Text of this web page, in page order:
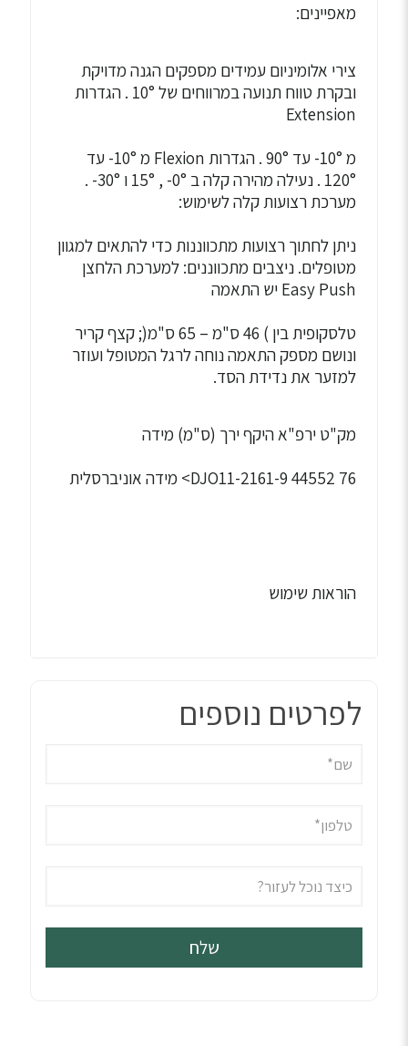
מאפיינים:
צירי אלומיניום עמידים מספקים הגנה מדויקת
ובקרת טווח תנועה במרווחים של 10° . הגדרות
Extension
מ 10°- עד 90° . הגדרות Flexion מ 10°- עד
120° . נעילה מהירה קלה ב 0°- , 15° ו 30°- .
מערכת רצועות קלה לשימוש:
ניתן לחתוך רצועות מתכווננות כדי להתאים למגוון
מטופלים. ניצבים מתכווננים: למערכת הלחצן
Easy Push יש התאמה
טלסקופית בין ) 46 ס"מ – 65 ס"מ(; קצף קריר
ונושם מספק התאמה נוחה לרגל המטופל ועוזר
למזער את נדידת הסד.
מק"ט ירפ"א היקף ירך (ס"מ) מידה
DJO11-2161-9 44552 76> מידה אוניברסלית
הוראות שימוש
לפרטים נוספים